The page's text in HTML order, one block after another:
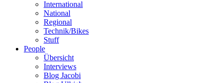
International
National
Regional
Technik/Bikes
Stuff
People
Übersicht
Interviews
Blog Jacobi